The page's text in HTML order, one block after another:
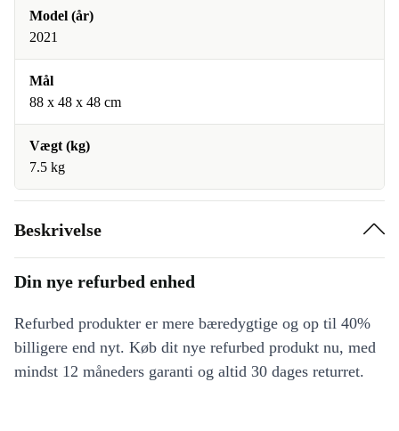
Model (år)
2021
Mål
88 x 48 x 48 cm
Vægt (kg)
7.5 kg
Beskrivelse
Din nye refurbed enhed
Refurbed produkter er mere bæredygtige og op til 40%
billigere end nyt. Køb dit nye refurbed produkt nu, med
mindst 12 måneders garanti og altid 30 dages returret.